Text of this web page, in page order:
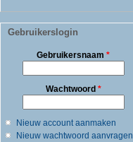
Gebruikerslogin
Gebruikersnaam*
Wachtwoord *
Nieuw account aanmaken
Nieuw wachtwoord aanvragen